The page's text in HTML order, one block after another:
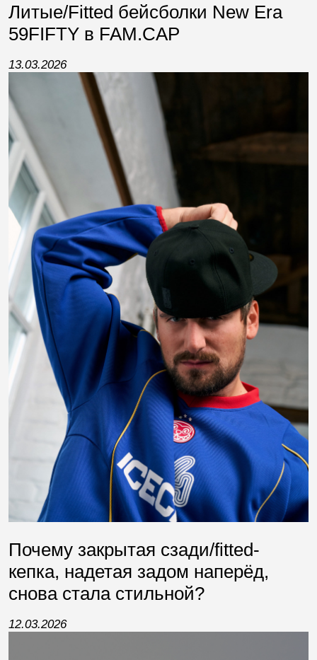
Литые/Fitted бейсболки New Era
59FIFTY в FAM.CAP
13.03.2026
Почему закрытая сзади/fitted-
кепка, надетая задом наперёд,
снова стала стильной?
12.03.2026